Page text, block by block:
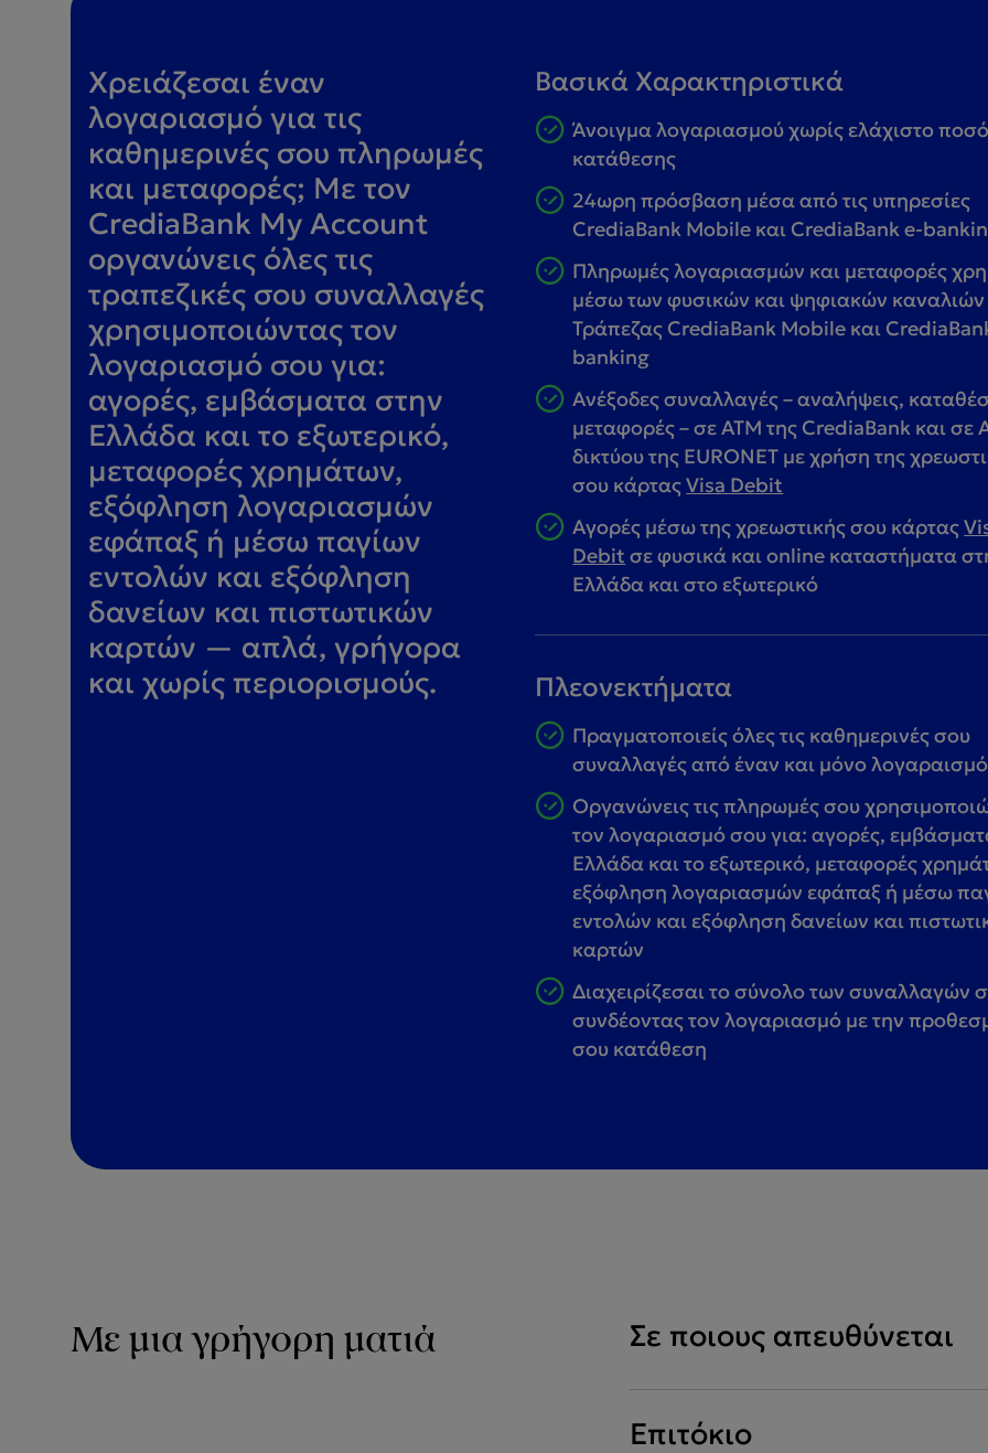
Χρειάζεσαι έναν
λογαριασμό για τις
καθημερινές σου πληρωμές
και μεταφορές; Με τον
CrediaBank My Account
οργανώνεις όλες τις
τραπεζικές σου συναλλαγές
χρησιμοποιώντας τον
λογαριασμό σου για:
αγορές, εμβάσματα στην
Ελλάδα και το εξωτερικό,
μεταφορές χρημάτων,
εξόφληση λογαριασμών
εφάπαξ ή μέσω παγίων
εντολών και εξόφληση
δανείων και πιστωτικών
καρτών — απλά, γρήγορα
και χωρίς περιορισμούς.
Βασικά Χαρακτηριστικά
Άνοιγμα λογαριασμού χωρίς ελάχιστο ποσό
κατάθεσης
24ωρη πρόσβαση μέσα απότις υπηρεσίες
CrediaBank Mobile και CrediaBank e-
Πληρωμές λογαριασμών και μεταφορές
μέσω των φυσικών και ψηφιακών καναλιών
Τράπεζας CrediaBank Mobile και
banking
Ανέξοδες συναλλαγές – αναλήψεις,
μεταφορές – σε ΑΤΜ της CrediaBank και σε
δικτύου της EURONET με χρήση της
σου κάρταςVisa Debit
Aγορές μέσω της χρεωστικής σου κάρτας
Debit σε φυσικά και online καταστήματα
Ελλάδα και στο εξωτερικό
Πλεονεκτήματα
Πραγματοποιείς όλες τις καθημερινές σου
συναλλαγές από έναν και μόνο λογαραισμό
Οργανώνεις τις πληρωμές σου
τον λογαριασμό σου για: αγορές,
Ελλάδα και το εξωτερικό, μεταφορές
εξόφληση λογαριασμών εφάπαξ ή μέσω
εντολών και εξόφληση δανείων και
καρτών
Διαχειρίζεσαι το σύνολο των συναλλαγών
συνδέοντας τον λογαριασμό με την
σου κατάθεση
Με μια γρήγορη ματιά Σε ποιους απευθύνεται
Επιτόκιο